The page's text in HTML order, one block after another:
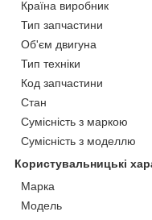
Країна виробник
Тип запчастини
Об'єм двигуна
Тип техніки
Код запчастини
Стан
Сумісність з маркою
Сумісність з моделлю
Користувальницькі
Марка
Модель